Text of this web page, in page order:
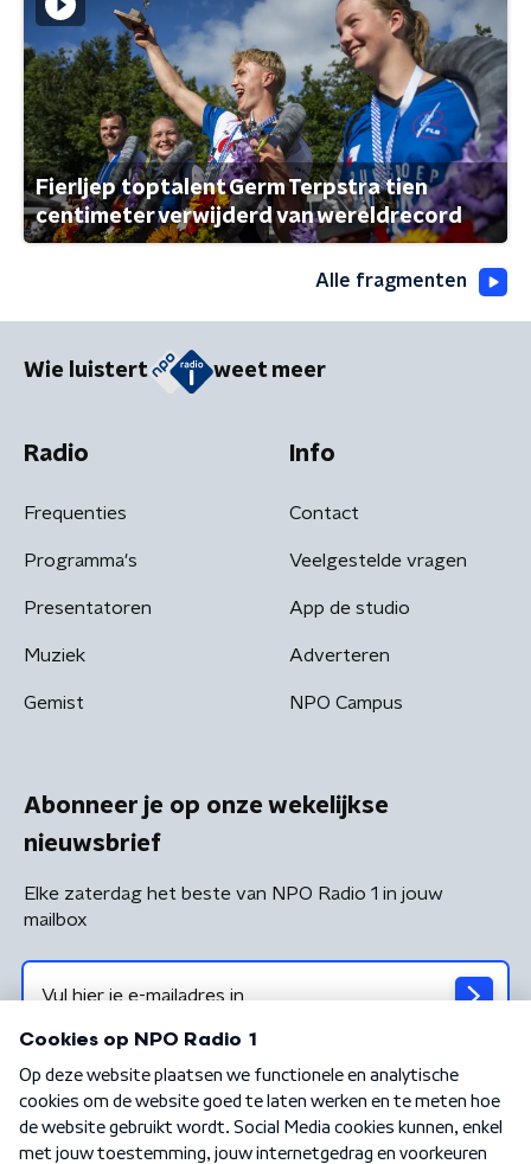
Fierljep toptalent Germ Terpstra tien
centimeter verwijderd van wereldrecord
Alle fragmenten
Wie luistert weet meer
Radio
Frequenties
Programma's
Presentatoren
Muziek
Gemist
Info
Contact
Veelgestelde vragen
App de studio
Adverteren
NPO Campus
Abonneer je op onze wekelijkse
nieuwsbrief
Elke zaterdag het beste van NPO Radio 1 in jouw
mailbox
Algemene voorwaarden